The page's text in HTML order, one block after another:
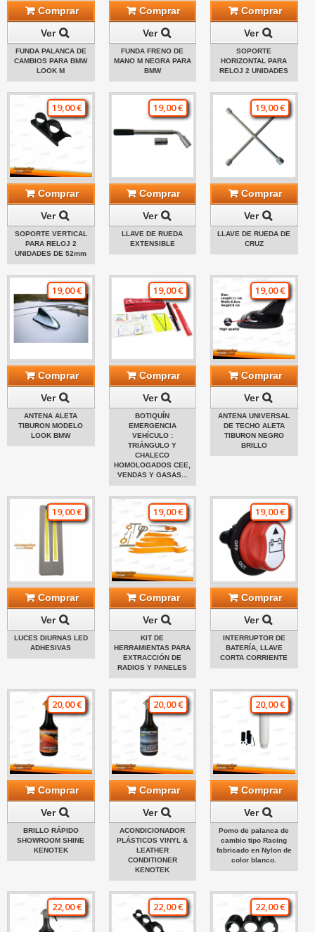
Comprar
Ver
FUNDA PALANCA DE
CAMBIOS PARA BMW
LOOK M
Comprar
Ver
FUNDA FRENO DE
MANO M NEGRA PARA
BMW
Comprar
Ver
SOPORTE
HORIZONTAL PARA
RELOJ 2 UNIDADES
19,00 €
Comprar
Ver
SOPORTE VERTICAL
PARA RELOJ 2
UNIDADES DE 52mm
19,00 €
Comprar
Ver
LLAVE DE RUEDA
EXTENSIBLE
19,00 €
Comprar
Ver
LLAVE DE RUEDA DE
CRUZ
19,00 €
Comprar
Ver
ANTENA ALETA
TIBURON MODELO
LOOK BMW
19,00 €
Comprar
Ver
BOTIQUÍN
EMERGENCIA
VEHÍCULO :
TRIÁNGULO Y
CHALECO
HOMOLOGADOS CEE,
VENDAS Y GASAS...
19,00 €
Comprar
Ver
ANTENA UNIVERSAL
DE TECHO ALETA
TIBURON NEGRO
BRILLO
19,00 €
Comprar
Ver
LUCES DIURNAS LED
ADHESIVAS
19,00 €
Comprar
Ver
KIT DE
HERRAMIENTAS PARA
EXTRACCIÓN DE
RADIOS Y PANELES
19,00 €
Comprar
Ver
INTERRUPTOR DE
BATERÍA, LLAVE
CORTA CORRIENTE
20,00 €
Comprar
Ver
BRILLO RÁPIDO
SHOWROOM SHINE
KENOTEK
20,00 €
Comprar
Ver
ACONDICIONADOR
PLÁSTICOS VINYL &
LEATHER
CONDITIONER
KENOTEK
20,00 €
Comprar
Ver
Pomo de palanca de
cambio tipo Racing
fabricado en Nylon de
color blanco.
22,00 € 22,00 € 22,00 €